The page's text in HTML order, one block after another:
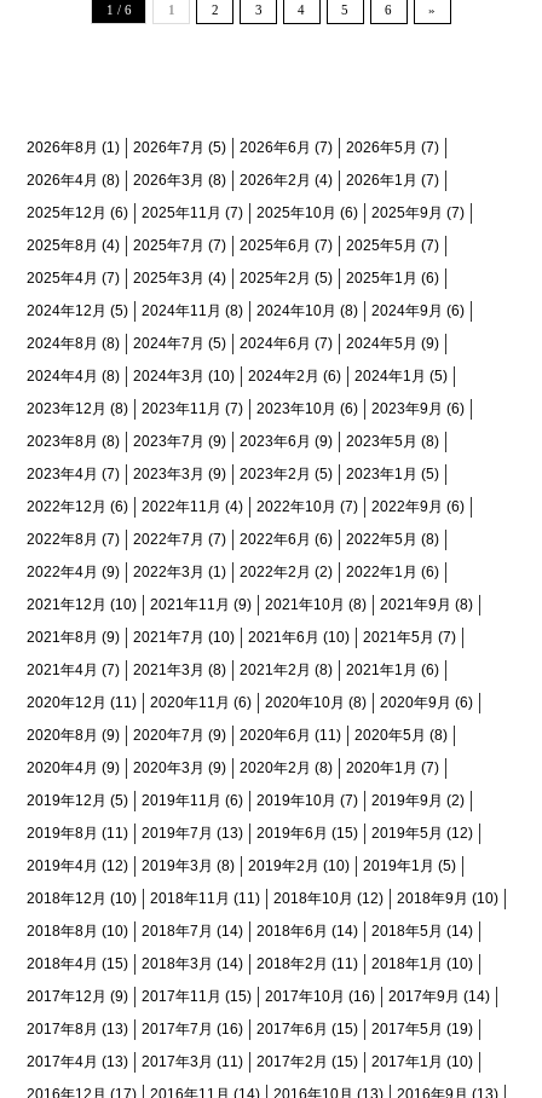
1 / 6 1 2 3 4 5 6 »
2026年8月 (1) 2026年7月 (5) 2026年6月 (7) 2026年5月 (7)
2026年4月 (8) 2026年3月 (8) 2026年2月 (4) 2026年1月 (7)
2025年12月 (6) 2025年11月 (7) 2025年10月 (6) 2025年9月 (7)
2025年8月 (4) 2025年7月 (7) 2025年6月 (7) 2025年5月 (7)
2025年4月 (7) 2025年3月 (4) 2025年2月 (5) 2025年1月 (6)
2024年12月 (5) 2024年11月 (8) 2024年10月 (8) 2024年9月 (6)
2024年8月 (8) 2024年7月 (5) 2024年6月 (7) 2024年5月 (9)
2024年4月 (8) 2024年3月 (10) 2024年2月 (6) 2024年1月 (5)
2023年12月 (8) 2023年11月 (7) 2023年10月 (6) 2023年9月 (6)
2023年8月 (8) 2023年7月 (9) 2023年6月 (9) 2023年5月 (8)
2023年4月 (7) 2023年3月 (9) 2023年2月 (5) 2023年1月 (5)
2022年12月 (6) 2022年11月 (4) 2022年10月 (7) 2022年9月 (6)
2022年8月 (7) 2022年7月 (7) 2022年6月 (6) 2022年5月 (8)
2022年4月 (9) 2022年3月 (1) 2022年2月 (2) 2022年1月 (6)
2021年12月 (10) 2021年11月 (9) 2021年10月 (8) 2021年9月 (8)
2021年8月 (9) 2021年7月 (10) 2021年6月 (10) 2021年5月 (7)
2021年4月 (7) 2021年3月 (8) 2021年2月 (8) 2021年1月 (6)
2020年12月 (11) 2020年11月 (6) 2020年10月 (8) 2020年9月 (6)
2020年8月 (9) 2020年7月 (9) 2020年6月 (11) 2020年5月 (8)
2020年4月 (9) 2020年3月 (9) 2020年2月 (8) 2020年1月 (7)
2019年12月 (5) 2019年11月 (6) 2019年10月 (7) 2019年9月 (2)
2019年8月 (11) 2019年7月 (13) 2019年6月 (15) 2019年5月 (12)
2019年4月 (12) 2019年3月 (8) 2019年2月 (10) 2019年1月 (5)
2018年12月 (10) 2018年11月 (11) 2018年10月 (12) 2018年9月 (10)
2018年8月 (10) 2018年7月 (14) 2018年6月 (14) 2018年5月 (14)
2018年4月 (15) 2018年3月 (14) 2018年2月 (11) 2018年1月 (10)
2017年12月 (9) 2017年11月 (15) 2017年10月 (16) 2017年9月 (14)
2017年8月 (13) 2017年7月 (16) 2017年6月 (15) 2017年5月 (19)
2017年4月 (13) 2017年3月 (11) 2017年2月 (15) 2017年1月 (10)
2016年12月 (17) 2016年11月 (14) 2016年10月 (13) 2016年9月 (13)